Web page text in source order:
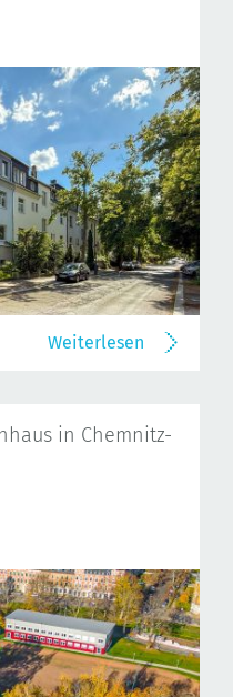
Weiterlesen
in Chemnitz-